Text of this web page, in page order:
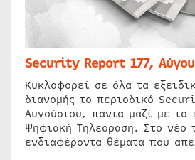
Security Report 177,
Κυκλοφορεί σε όλα τα
διανομής το περιοδικό
Αυγούστου, πάντα μαζί με το
Ψηφιακή Τηλεόραση. Στο νέο
ενδιαφέροντα θέματα που